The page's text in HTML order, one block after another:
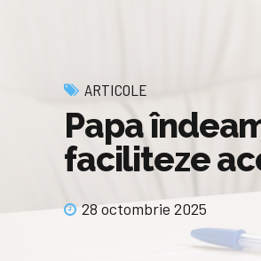
ARTICOLE
Papa
faciliteze
28 octombrie 2025